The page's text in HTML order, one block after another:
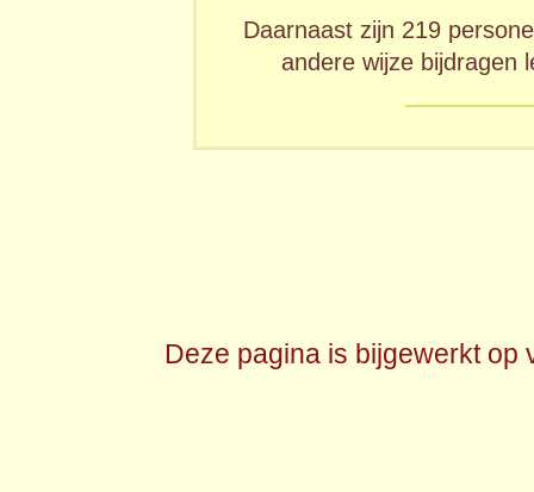
Daarnaast zijn 219
andere wijze bijdragen
Deze pagina is bijgewerkt op